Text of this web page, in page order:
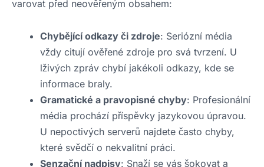
varovat před neověřeným obsahem:
Chybějící odkazy či zdroje: Seriózní média
vždy citují ověřené zdroje pro svá tvrzení. U
lživých zpráv chybí jakékoli odkazy, kde se
informace braly.
Gramatické a pravopisné chyby: Profesionální
média prochází příspěvky jazykovou úpravou.
U nepoctivých serverů najdete často chyby,
které svědčí o nekvalitní práci.
Senzační nadpisy: Snaží se vás šokovat a